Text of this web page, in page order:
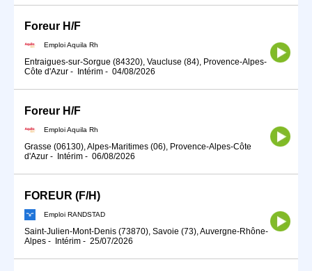
Foreur H/F
Emploi Aquila Rh
Entraigues-sur-Sorgue (84320), Vaucluse (84), Provence-Alpes-
Côte d'Azur - Intérim - 04/08/2026
Foreur H/F
Emploi Aquila Rh
Grasse (06130), Alpes-Maritimes (06), Provence-Alpes-Côte
d'Azur - Intérim - 06/08/2026
FOREUR (F/H)
Emploi RANDSTAD
Saint-Julien-Mont-Denis (73870), Savoie (73), Auvergne-Rhône-
Alpes - Intérim - 25/07/2026